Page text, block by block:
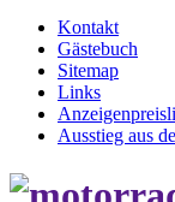
Kontakt
Gästebuch
Sitemap
Links
Ausstieg aus